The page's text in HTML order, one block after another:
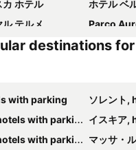
カ ホテル
ホテル ベ
テルメ
Parco
Hotel
ラ ジュスト
La
Ischia
Hotel
ホテル ヴ
destinations
with parking
ソレント
with parking
イスキア
with parking
マッサ・ルブ